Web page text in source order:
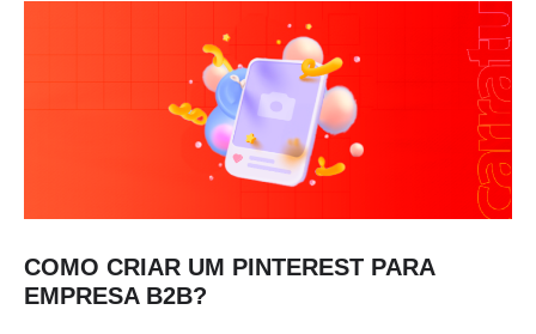
COMO CRIAR UM PINTEREST PARA
EMPRESA B2B?